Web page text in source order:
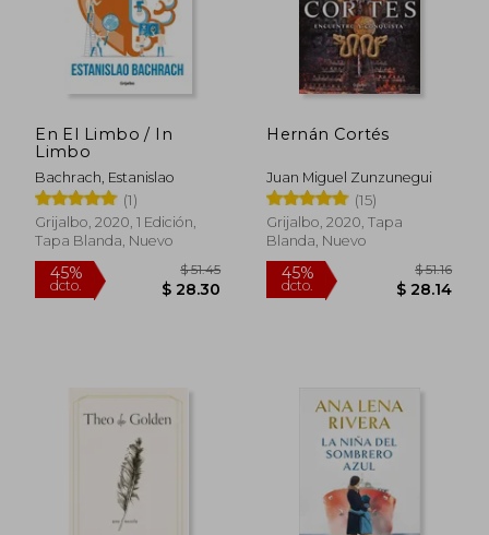
En El Limbo / In
Limbo
Bachrach, Estanislao
(1)
Grijalbo, 2020, 1 Edición,
Tapa Blanda, Nuevo
Hernán Cortés
Juan Miguel Zunzunegui
(15)
Grijalbo, 2020, Tapa
Blanda, Nuevo
45%
dcto.